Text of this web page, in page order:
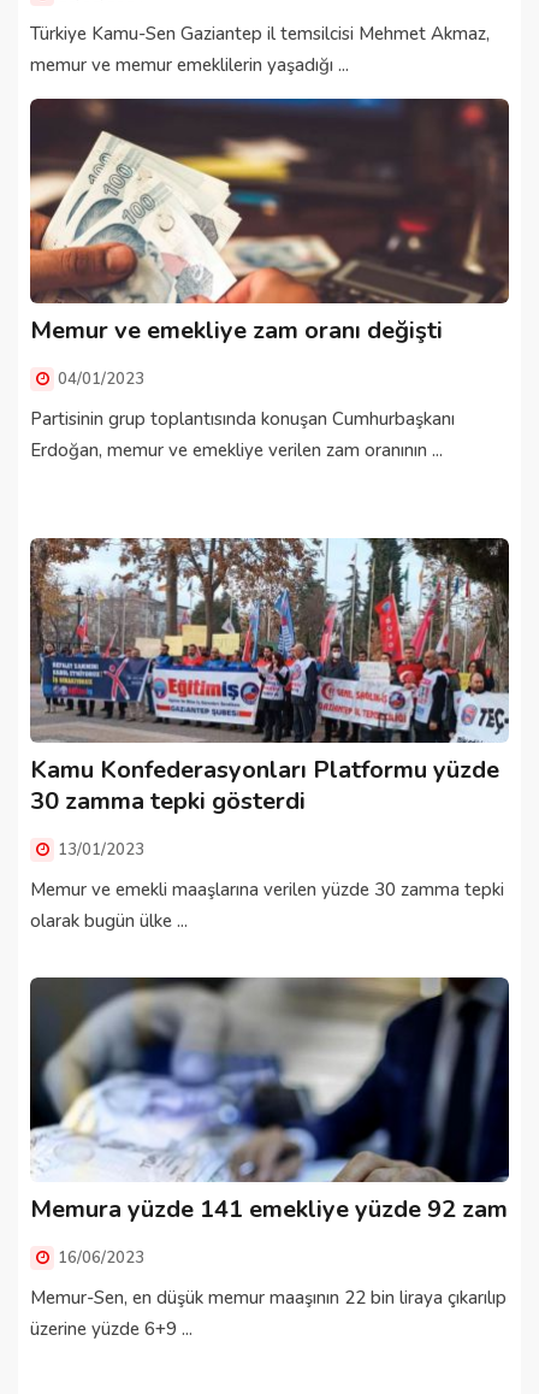
Türkiye Kamu-Sen Gaziantep il temsilcisi Mehmet Akmaz,
memur ve memur emeklilerin yaşadığı ...
Memur ve emekliye zam oranı değişti
04/01/2023
Partisinin grup toplantısında konuşan Cumhurbaşkanı
Erdoğan, memur ve emekliye verilen zam oranının ...
Kamu Konfederasyonları Platformu yüzde
30 zamma tepki gösterdi
13/01/2023
Memur ve emekli maaşlarına verilen yüzde 30 zamma tepki
olarak bugün ülke ...
Memura yüzde 141 emekliye yüzde 92 zam
16/06/2023
Memur-Sen, en düşük memur maaşının 22 bin liraya çıkarılıp
üzerine yüzde 6+9 ...